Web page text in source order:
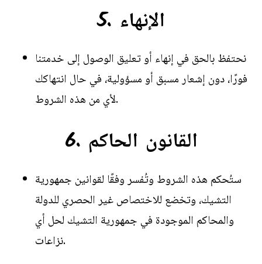
5. الإنهاء
نحتفظ بالحق في إنهاء أو تعليق الوصول إلى خدمتنا
فورًا، دون إشعار مسبق أو مسؤولية، في حال انتهاكك
لأي من هذه الشروط.
6. القانون الحاكم
ستُحكم هذه الشروط وتُفسر وفقًا لقوانين جمهورية
التشيك، وتخضع للاختصاص غير الحصري للدولة
والمحاكم الموجودة في جمهورية التشيك لحل أي
نزاعات.